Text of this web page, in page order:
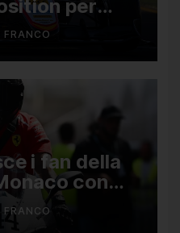
per
ottavo
FRANCO
i fan della
con
limitata
FRANCO